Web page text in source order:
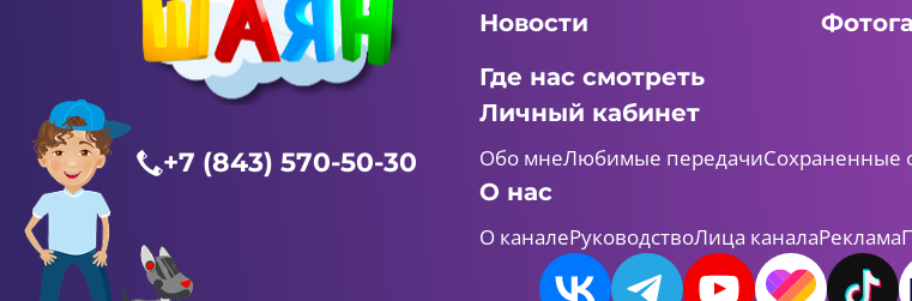
+7 (843) 570-50-30
Новости
Где нас смотреть
Личный кабинет
Обо мнеЛюбимые передачиСохраненные
О нас
О каналеРуководствоЛица каналаРеклама